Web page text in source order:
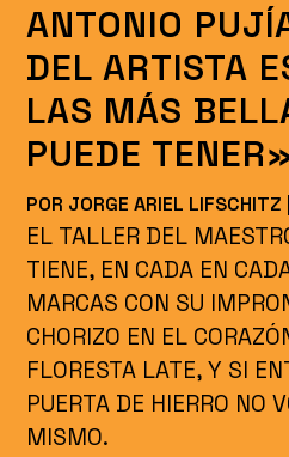
ANTONIO
DEL ARTISTA
LAS MÁS
PUEDE TENER»
POR JORGE ARIEL LIFSCHITZ
EL TALLER DEL
TIENE, EN CADA EN
MARCAS CON SU
CHORIZO EN EL
FLORESTA LATE, Y SI
PUERTA DE HIERRO NO
MISMO.